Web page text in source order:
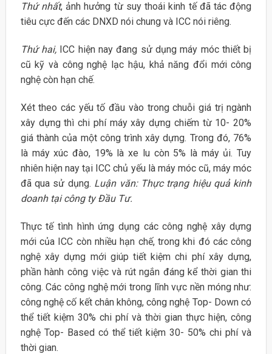
Thứ nhất, ảnh hưởng từ suy thoái kinh tế đã tác động
tiêu cực đến các DNXD nói chung và ICC nói riêng.
Thứ hai, ICC hiện nay đang sử dụng máy móc thiết bị
cũ kỹ và công nghệ lạc hậu, khả năng đổi mới công
nghệ còn hạn chế.
Xét theo các yếu tố đầu vào trong chuỗi giá trị ngành
xây dựng thì chi phí máy xây dựng chiếm từ 10- 20%
giá thành của một công trình xây dựng. Trong đó, 76%
là máy xúc đào, 19% là xe lu còn 5% là máy ủi. Tuy
nhiên hiện nay tại ICC chủ yếu là máy móc cũ, máy móc
đã qua sử dụng. Luận văn: Thực trạng hiệu quả kinh
doanh tại công ty Đầu Tư.
Thực tế tình hình ứng dụng các công nghệ xây dựng
mới của ICC còn nhiều hạn chế, trong khi đó các công
nghệ xây dựng mới giúp tiết kiệm chi phí xây dựng,
phần hành công việc và rút ngắn đáng kể thời gian thi
công. Các công nghệ mới trong lĩnh vực nền móng như:
công nghệ cố kết chân không, công nghệ Top- Down có
thể tiết kiệm 30% chi phí và thời gian thực hiện, công
nghệ Top- Based có thể tiết kiệm 30- 50% chi phí và
thời gian.